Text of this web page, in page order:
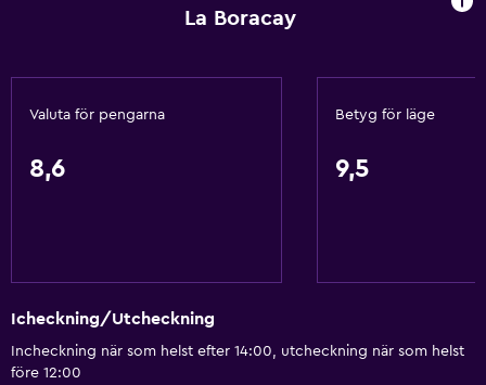
La Boracay
Valuta för pengarna
8,6
Betyg för läge
9,5
Icheckning/Utcheckning
Incheckning när som helst efter 14:00, utcheckning när som helst
före 12:00